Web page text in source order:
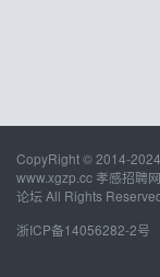
CopyRight © 2014-2024
www.xgzp.cc 孝感招聘
论坛 All Rights
浙ICP备14056282-2号